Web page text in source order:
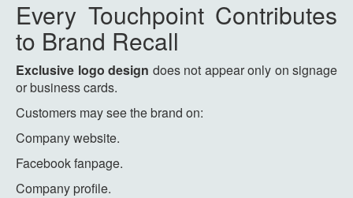
Every Touchpoint Contributes
to Brand Recall
Exclusive logo design does not appear only on signage
or business cards.
Customers may see the brand on:
Company website.
Facebook fanpage.
Company profile.